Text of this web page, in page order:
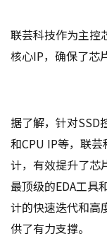
联芸科技作为主控
核心IP，确保了芯
据了解，针对SSD
和CPU IP等，联
计，有效提升了芯
最顶级的EDA工具
计的快速迭代和高
供了有力支撑。